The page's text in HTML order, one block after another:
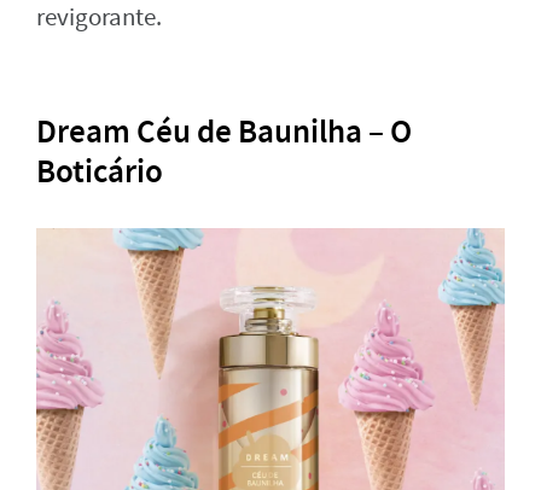
revigorante.
Dream Céu de Baunilha – O
Boticário